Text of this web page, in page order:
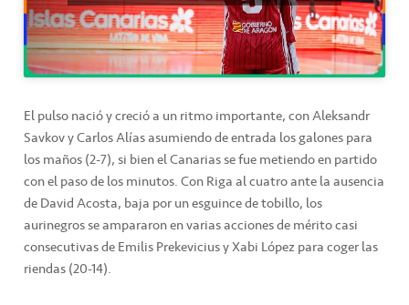
El pulso nació y creció a un ritmo importante, con Aleksandr
Savkov y Carlos Alías asumiendo de entrada los galones para
los maños (2-7), si bien el Canarias se fue metiendo en partido
con el paso de los minutos. Con Riga al cuatro ante la ausencia
de David Acosta, baja por un esguince de tobillo, los
aurinegros se ampararon en varias acciones de mérito casi
consecutivas de Emilis Prekevicius y Xabi López para coger las
riendas (20-14).